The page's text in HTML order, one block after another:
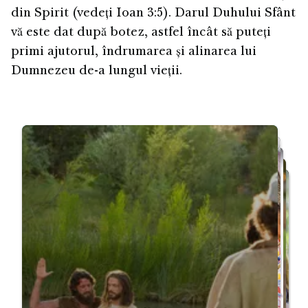
din Spirit (vedeți Ioan 3:5). Darul Duhului Sfânt
vă este dat după botez, astfel încât să puteți
primi ajutorul, îndrumarea și alinarea lui
Dumnezeu de-a lungul vieții.
Reîncepeți